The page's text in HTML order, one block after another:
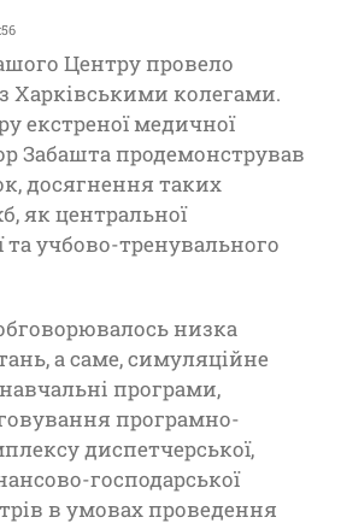
Центру провело
Харківськими колегами.
екстреної медичної
Забашта продемонстрував
досягнення таких
як центральної
та учбово-тренувального
низка
а саме, симуляційне
програми,
програмно-
диспетчерської,
господарської
в умовах проведення